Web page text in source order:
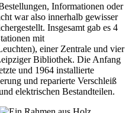
Informationen oder
war also innerhalb gewisser
Insgesamt gab es 4
mit
einer Zentrale und vier
Bibliothek. Die Anfang
und 1964 installierte
und reparierte Verschleiß
elektrischen Bestandteilen.